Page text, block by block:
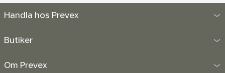
Handla hos Prevex
Butiker
Om Prevex